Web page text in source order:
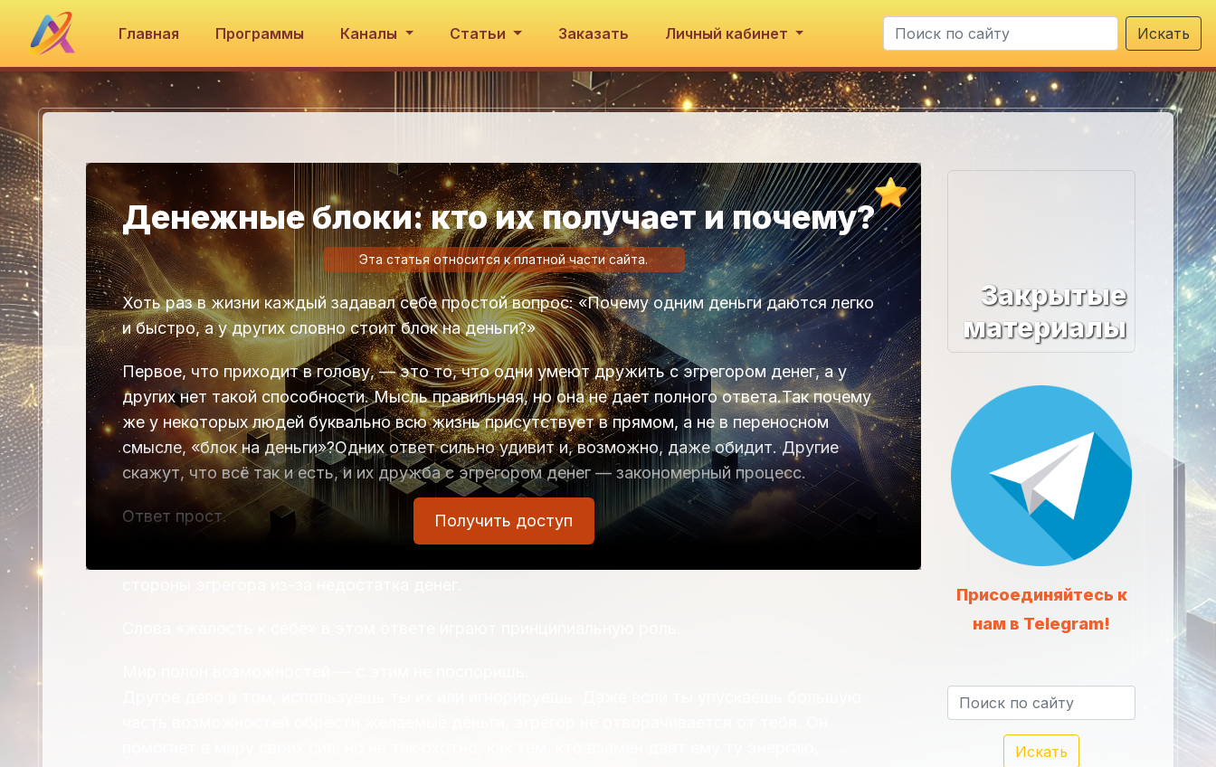
Главная Программы Каналы Статьи Заказать Личный кабинет Искать
Денежные блоки: кто их получает и почему?
Эта статья относится к платной части сайта.
Хоть раз в жизни каждый задавал себе простой вопрос: «Почему одним деньги даются легко
и быстро, а у других словно стоит блок на деньги?»
Первое, что приходит в голову, — это то, что одни умеют дружить с эгрегором денег, а у
других нет такой способности. Мысль правильная, но она не дает полного ответа.Так почему
же у некоторых людей буквально всю жизнь присутствует в прямом, а не в переносном
смысле, «блок на деньги»?Одних ответ сильно удивит и, возможно, даже обидит. Другие
скажут, что всё так и есть, и их дружба с эгрегором денег — закономерный процесс.
Ответ прост. Получить доступ
Закрытые
материалы
Присоединяйтесь к
нам в Telegram!
Искать